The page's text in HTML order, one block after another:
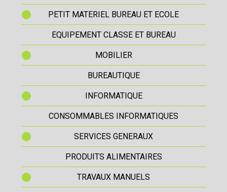
PETIT MATERIEL BUREAU ET ECOLE
EQUIPEMENT CLASSE ET BUREAU
MOBILIER
BUREAUTIQUE
INFORMATIQUE
CONSOMMABLES INFORMATIQUES
SERVICES GENERAUX
PRODUITS ALIMENTAIRES
TRAVAUX MANUELS